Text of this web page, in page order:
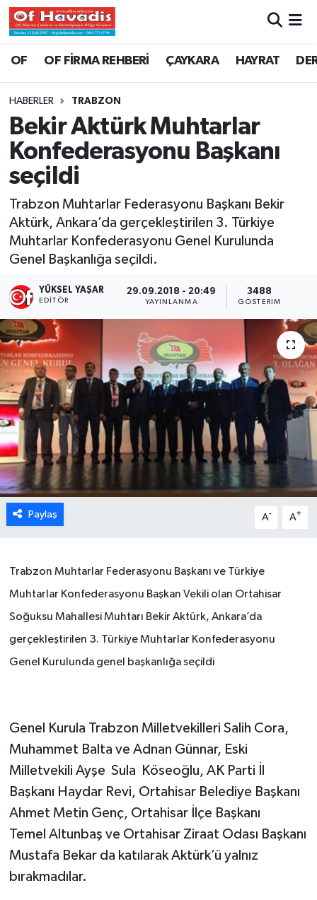
OF OF FİRMA REHBERİ ÇAYKARA HAYRAT
HABERLER TRABZON
Bekir Aktürk Muhtarlar
Konfederasyonu Başkanı
seçildi
Trabzon Muhtarlar Federasyonu Başkanı Bekir
Aktürk, Ankara’da gerçekleştirilen 3. Türkiye
Muhtarlar Konfederasyonu Genel Kurulunda
Genel Başkanlığa seçildi.
YÜKSEL YAŞAR
EDITÖR
29.09.2018 - 20:49
YAYINLANMA
3488
GÖSTERIM
Paylaş A- A+
Trabzon Muhtarlar Federasyonu Başkanı ve Türkiye
Muhtarlar Konfederasyonu Başkan Vekili olan Ortahisar
Soğuksu Mahallesi Muhtarı Bekir Aktürk, Ankara’da
gerçekleştirilen 3. Türkiye Muhtarlar Konfederasyonu
Genel Kurulunda genel başkanlığa seçildi
Genel Kurula Trabzon Milletvekilleri Salih Cora,
Muhammet Balta ve Adnan Günnar, Eski
Milletvekili Ayşe Sula Köseoğlu, AK Parti İl
Başkanı Haydar Revi, Ortahisar Belediye Başkanı
Ahmet Metin Genç, Ortahisar İlçe Başkanı
Temel Altunbaş ve Ortahisar Ziraat Odası Başkanı
Mustafa Bekar da katılarak Aktürk’ü yalnız
bırakmadılar.
Trabzon Nöbetçi Eczaneler
Trabzon Namaz Vakitleri
Trabzon Trafik Yoğunluk Haritası
Süper Lig Puan Durumu ve Fikstür
Tüm Manşetler
Son Dakika Haberleri
Haber Arşivi